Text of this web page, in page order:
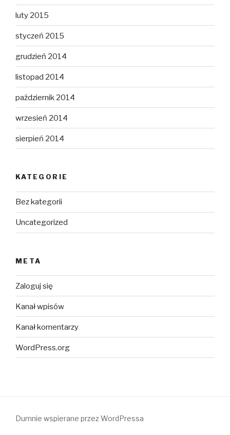
luty 2015
styczeń 2015
grudzień 2014
listopad 2014
październik 2014
wrzesień 2014
sierpień 2014
KATEGORIE
Bez kategorii
Uncategorized
META
Zaloguj się
Kanał wpisów
Kanał komentarzy
WordPress.org
Dumnie wspierane przez WordPressa